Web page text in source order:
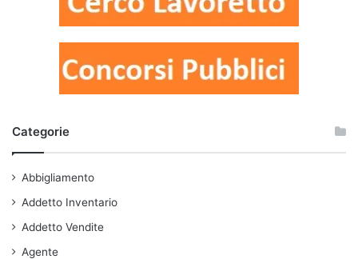
Categorie
Abbigliamento
Addetto Inventario
Addetto Vendite
Agente